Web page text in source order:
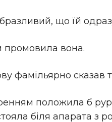
що їй
вона.
фамільярно сказав
положила б
біля апарата з